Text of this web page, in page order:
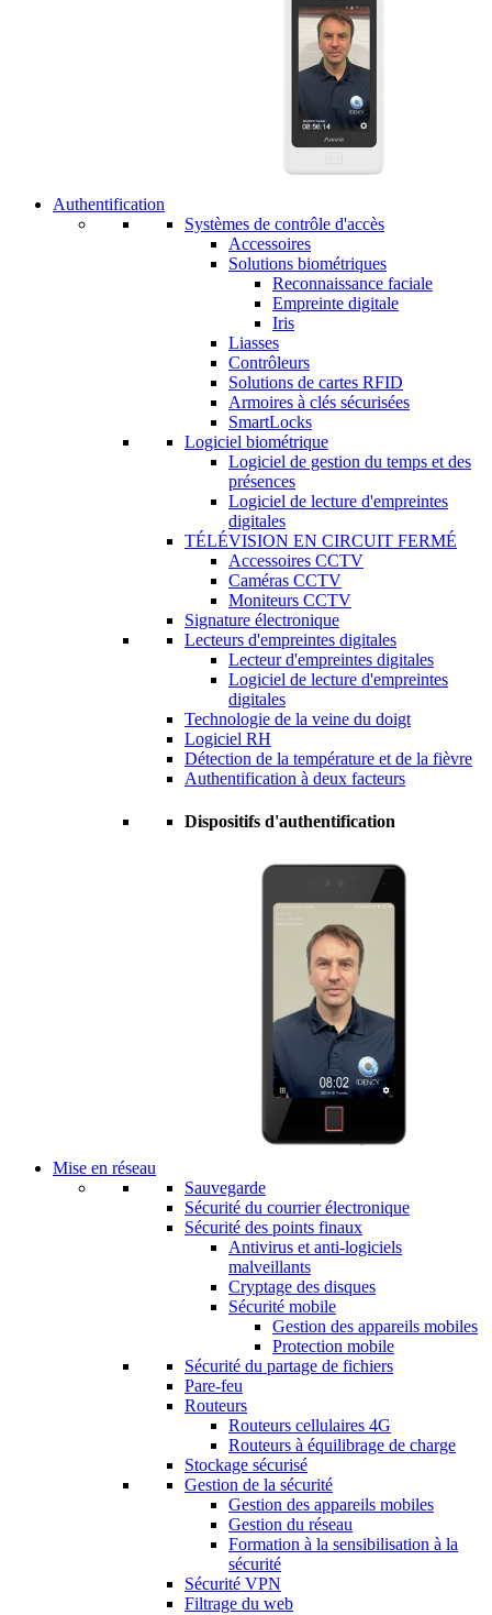
Authentification
Systèmes de contrôle d'accès
Accessoires
Solutions biométriques
Reconnaissance faciale
Empreinte digitale
Iris
Liasses
Contrôleurs
Solutions de cartes RFID
Armoires à clés sécurisées
SmartLocks
Logiciel biométrique
Logiciel de gestion du temps et des
présences
Logiciel de lecture d'empreintes
digitales
TÉLÉVISION EN CIRCUIT FERMÉ
Accessoires CCTV
Caméras CCTV
Moniteurs CCTV
Signature électronique
Lecteurs d'empreintes digitales
Lecteur d'empreintes digitales
Logiciel de lecture d'empreintes
digitales
Technologie de la veine du doigt
Logiciel RH
Détection de la température et de la fièvre
Authentification à deux facteurs
Dispositifs d'authentification
Mise en réseau
Sauvegarde
Sécurité du courrier électronique
Sécurité des points finaux
Antivirus et anti-logiciels
malveillants
Cryptage des disques
Sécurité mobile
Gestion des appareils mobiles
Protection mobile
Sécurité du partage de fichiers
Pare-feu
Routeurs
Routeurs cellulaires 4G
Routeurs à équilibrage de charge
Stockage sécurisé
Gestion de la sécurité
Gestion des appareils mobiles
Gestion du réseau
Formation à la sensibilisation à la
sécurité
Sécurité VPN
Filtrage du web